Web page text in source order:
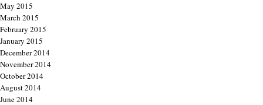
May 2015
March 2015
February 2015
January 2015
December 2014
November 2014
October 2014
August 2014
June 2014